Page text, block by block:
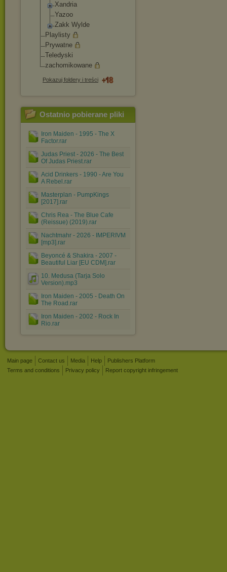
Xandria
Yazoo
Zakk Wylde
Playlisty
Prywatne
Teledyski
zachomikowane
Pokazuj foldery i treści
Ostatnio pobierane pliki
Iron Maiden - 1995 - The X
Factor.rar
Judas Priest - 2026 - The Best
Of Judas Priest.rar
Acid Drinkers - 1990 - Are You
A Rebel.rar
Masterplan - PumpKings
[2017].rar
Chris Rea - The Blue Cafe
(Reissue) (2019).rar
Nachtmahr - 2026 - IMPERIVM
[mp3].rar
Beyoncé & Shakira - 2007 -
Beautiful Liar [EU CDM].rar
10. Medusa (Tarja Solo
Version).mp3
Iron Maiden - 2005 - Death On
The Road.rar
Iron Maiden - 2002 - Rock In
Rio.rar
Main page Contact us Media Help
Publishers Platform
Terms and conditions
Privacy policy Report copyright infringement